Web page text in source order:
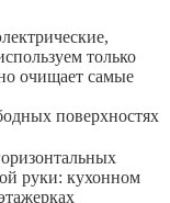
только
очищает самые
поверхностях
руки: кухонном